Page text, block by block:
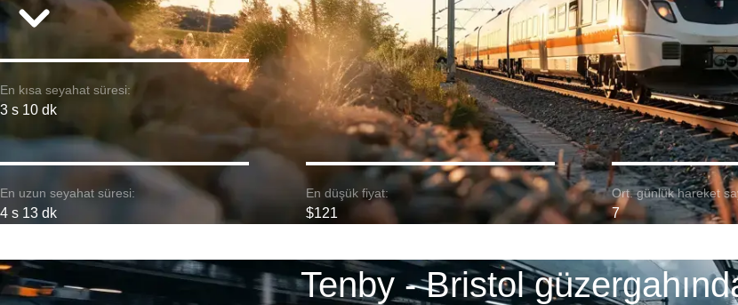
En kısa seyahat süresi:
3 s 10 dk
En uzun seyahat süresi:
4 s 13 dk
En düşük fiyat:
$121
Ort. günlük hareket
7
Tenby - Bristol